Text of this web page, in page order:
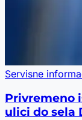
Servisne
Privremeno
ulici do sela